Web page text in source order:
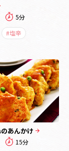
5分
#塩辛
あんかけ
15分